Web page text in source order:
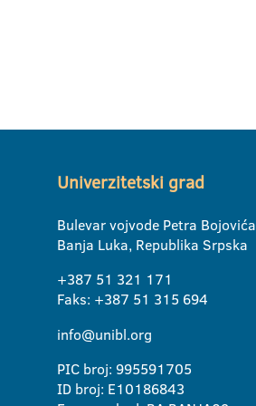
Univerzitetski grad
Bulevar vojvode Petra Bojovića
Banja Luka, Republika Srpska
+387 51 321 171
Faks: +387 51 315 694
info@unibl.org
PIC broj: 995591705
ID broj: E10186843